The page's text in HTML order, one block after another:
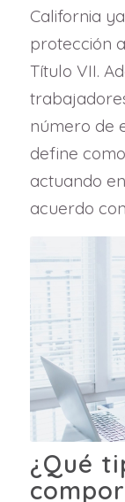
California
protección
Título VII.
número de
define
actuando
acuerdo
¿Qué